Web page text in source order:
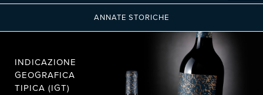
ANNATE STORICHE
INDICAZIONE
GEOGRAFICA
TIPICA (IGT)